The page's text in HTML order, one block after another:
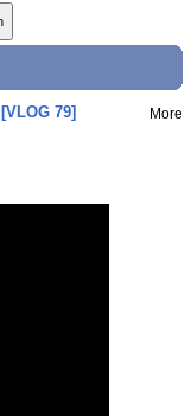
79] More